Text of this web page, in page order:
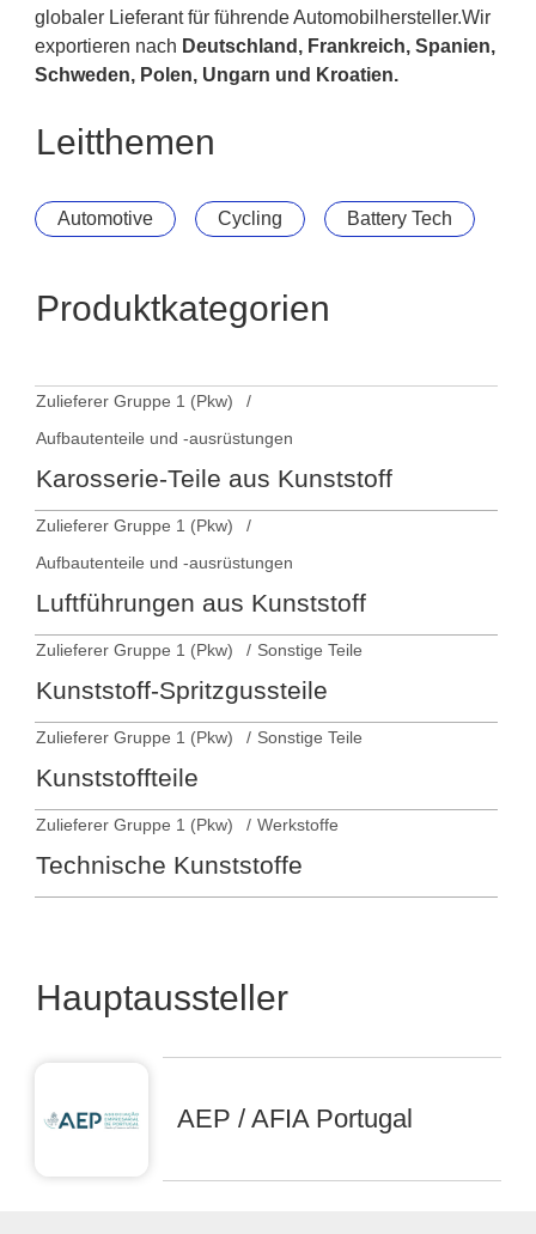
globaler Lieferant für führende Automobilhersteller.Wir
exportieren nach Deutschland, Frankreich, Spanien,
Schweden, Polen, Ungarn und Kroatien.
Leitthemen
Automotive Cycling Battery Tech
Produktkategorien
Zulieferer Gruppe 1 (Pkw)
Aufbautenteile und -ausrüstungen
Karosserie-Teile aus Kunststoff
Zulieferer Gruppe 1 (Pkw)
Aufbautenteile und -ausrüstungen
Luftführungen aus Kunststoff
Zulieferer Gruppe 1 (Pkw) Sonstige Teile
Kunststoff-Spritzgussteile
Zulieferer Gruppe 1 (Pkw) Sonstige Teile
Kunststoffteile
Zulieferer Gruppe 1 (Pkw) Werkstoffe
Technische Kunststoffe
Hauptaussteller
AEP / AFIA Portugal